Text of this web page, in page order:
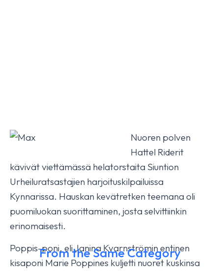
Nuoren polven
Hattel Riderit
kävivät viettämässä helatorstaita Siuntion
Urheiluratsastajien harjoituskilpailuissa
Kynnarissa. Hauskan kevätretken teemana oli
puomiluokan suorittaminen, josta selvittiinkin
erinomaisesti.
Poppis-poni, eli Janina Kvarnströmin entinen
kisaponi Marie Poppines kuljetti nuoret kuskinsa
From the Same Category